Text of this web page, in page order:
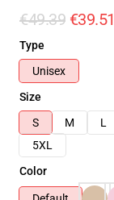
€49.39 €39.51
Type
Unisex
Size
S
M L
5XL
Color